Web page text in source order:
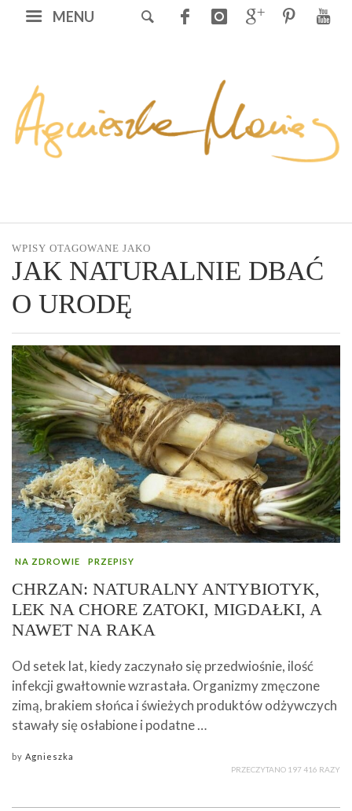
MENU
WPISY OTAGOWANE JAKO
JAK NATURALNIE DBAĆ
O URODĘ
NA ZDROWIE PRZEPISY
CHRZAN: NATURALNY ANTYBIOTYK,
LEK NA CHORE ZATOKI, MIGDAŁKI, A
NAWET NA RAKA
Od setek lat, kiedy zaczynało się przedwiośnie, ilość
infekcji gwałtownie wzrastała. Organizmy zmęczone
zimą, brakiem słońca i świeżych produktów odżywczych
stawały się osłabione i podatne …
by Agnieszka
PRZECZYTANO 197 416 RAZY